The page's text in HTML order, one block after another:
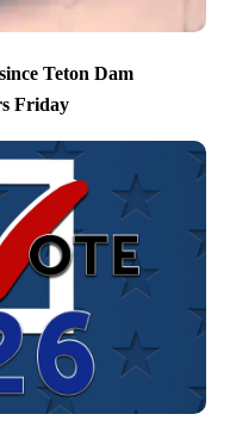
Teton Dam
Friday